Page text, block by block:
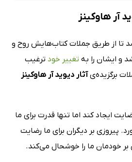
آر هاوکینز
تا از طریق جملات کتاب‌هایش روح و
و ایشان را به تغییر خود ترغیب
برگزیده‌یآثار دیوید آر هاوکینز
ایجاد کند اما تنها قدرت برای ما
پیروزی بر دیگران برای ما رضایت
بر خودمان ما را خوشحال می‌کند.